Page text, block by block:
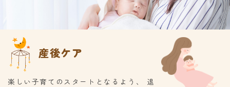
産後ケア
楽しい子育てのスタートとなるよう、 退